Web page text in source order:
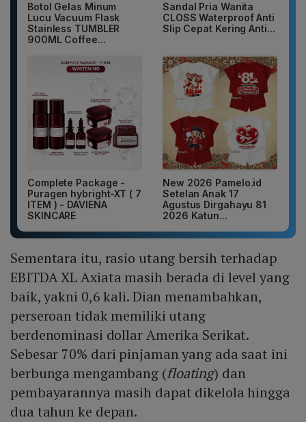
Botol Gelas Minum
Lucu Vacuum Flask
Stainless TUMBLER
900ML Coffee...
Sandal Pria Wanita
CLOSS Waterproof Anti
Slip Cepat Kering Anti...
Complete Package -
Puragen hybright-XT ( 7
ITEM ) - DAVIENA
SKINCARE
New 2026 Pamelo.id
Setelan Anak 17
Agustus Dirgahayu 81
2026 Katun...
Sementara itu, rasio utang bersih terhadap
EBITDA XL Axiata masih berada di level yang
baik, yakni 0,6 kali. Dian menambahkan,
perseroan tidak memiliki utang
berdenominasi dollar Amerika Serikat.
Sebesar 70% dari pinjaman yang ada saat ini
berbunga mengambang (floating) dan
pembayarannya masih dapat dikelola hingga
dua tahun ke depan.